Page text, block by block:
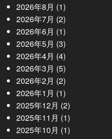
2026年8月 (1)
2026年7月 (2)
2026年6月 (1)
2026年5月 (3)
2026年4月 (4)
2026年3月 (5)
2026年2月 (2)
2026年1月 (1)
2025年12月 (2)
2025年11月 (1)
2025年10月 (1)